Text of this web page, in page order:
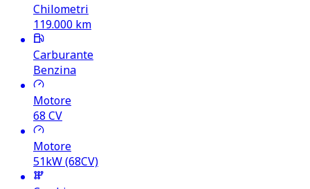
Chilometri
119.000 km
Carburante
Benzina
Motore
68 CV
Motore
51kW (68CV)